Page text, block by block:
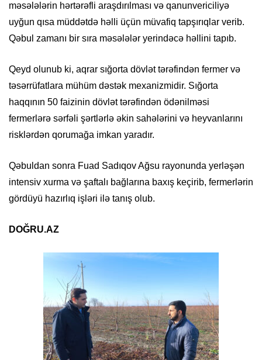
məsələlərin hərtərəfli araşdırılması və qanunvericiliyə
uyğun qısa müddətdə həlli üçün müvafiq tapşırıqlar verib.
Qəbul zamanı bir sıra məsələlər yerindəcə həllini tapıb.
Qeyd olunub ki, aqrar sığorta dövlət tərəfindən fermer və
təsərrüfatlara mühüm dəstək mexanizmidir. Sığorta
haqqının 50 faizinin dövlət tərəfindən ödənilməsi
fermerlərə sərfəli şərtlərlə əkin sahələrini və heyvanlarını
risklərdən qorumağa imkan yaradır.
Qəbuldan sonra Fuad Sadıqov Ağsu rayonunda yerləşən
intensiv xurma və şaftalı bağlarına baxış keçirib, fermerlərin
gördüyü hazırlıq işləri ilə tanış olub.
DOĞRU.AZ